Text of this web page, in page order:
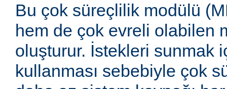
Bu çok süreçlilik modülü
hem de çok evreli olabilen
oluşturur. İstekleri sunmak
kullanması sebebiyle çok